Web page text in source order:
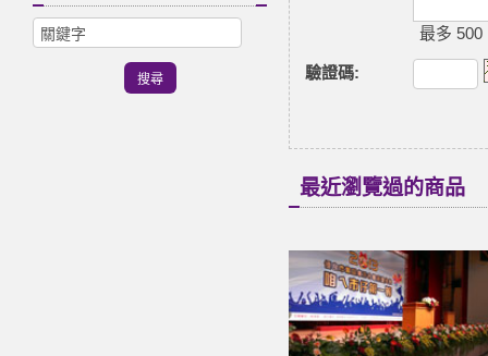
最多 500
驗證碼:
最近瀏覽過的商品